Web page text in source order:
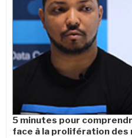
5 minutes pour
face à la prolifération des